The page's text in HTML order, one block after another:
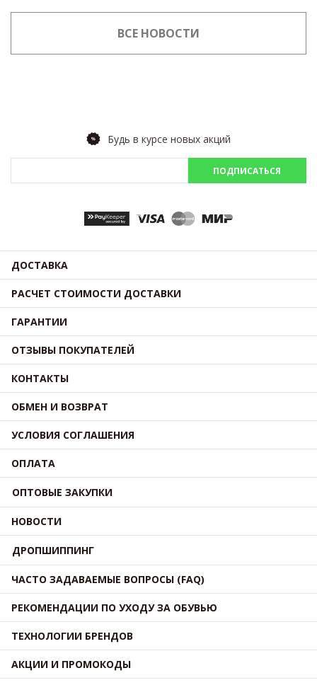
ВСЕ НОВОСТИ
Будь в курсе новых акций
ПОДПИСАТЬСЯ
ДОСТАВКА
РАСЧЕТ СТОИМОСТИ ДОСТАВКИ
ГАРАНТИИ
ОТЗЫВЫ ПОКУПАТЕЛЕЙ
КОНТАКТЫ
ОБМЕН И ВОЗВРАТ
УСЛОВИЯ СОГЛАШЕНИЯ
ОПЛАТА
ОПТОВЫЕ ЗАКУПКИ
НОВОСТИ
ДРОПШИППИНГ
ЧАСТО ЗАДАВАЕМЫЕ ВОПРОСЫ (FAQ)
РЕКОМЕНДАЦИИ ПО УХОДУ ЗА ОБУВЬЮ
ТЕХНОЛОГИИ БРЕНДОВ
АКЦИИ И ПРОМОКОДЫ